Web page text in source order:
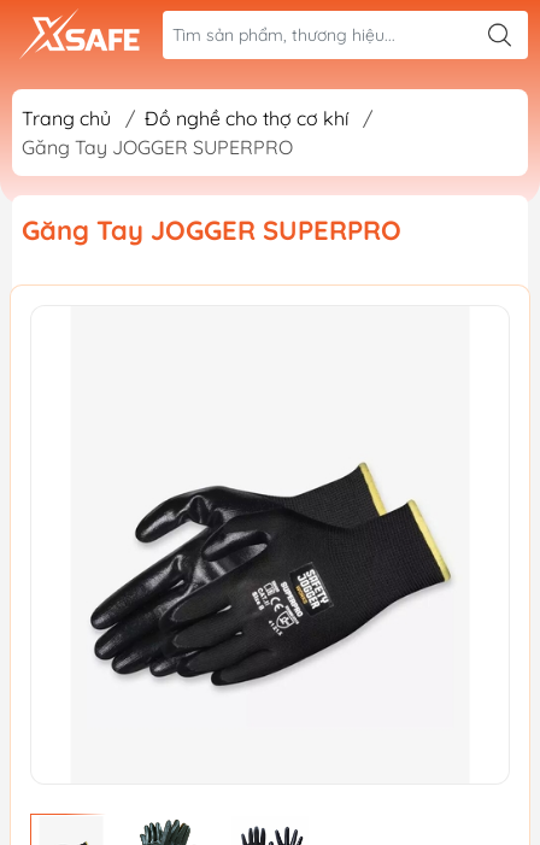
Trang chủ / Đồ nghề cho thợ cơ khí
/
Găng Tay JOGGER SUPERPRO
Găng Tay JOGGER SUPERPRO